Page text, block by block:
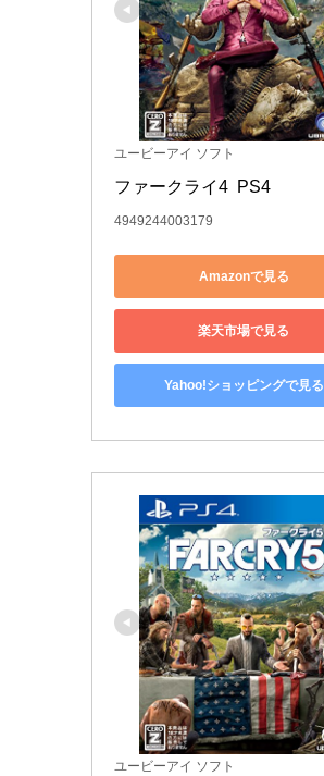
ユービーアイ ソフト
ファークライ4  PS4
4949244003179
Amazonで見る
楽天市場で見る
Yahoo!ショッピングで見る
ユービーアイ ソフト